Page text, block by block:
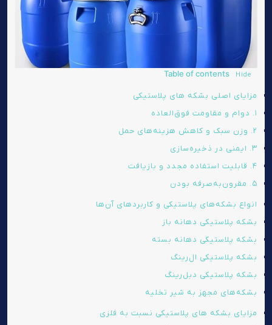
Table of contents Hide
مزایای اصلی بشکه های پلاستیکی
۱. دوام و مقاومت فوق‌العاده
۲. وزن سبک و کاهش هزینه‌های حمل
۳. ایمنی در ذخیره‌سازی
۴. قابلیت استفاده مجدد و بازیافت
۵. مقرون‌به‌صرفه بودن
انواع بشکه‌های پلاستیکی و کاربردهای آن‌ها
بشکه پلاستیکی دهانه باز
بشکه پلاستیکی دهانه بسته
بشکه پلاستیکی ال‌رینگ
بشکه پلاستیکی دبل‌رینگ
بشکه‌های مجهز به شیر تخلیه
مزایای بشکه های پلاستیکی نسبت به فلزی